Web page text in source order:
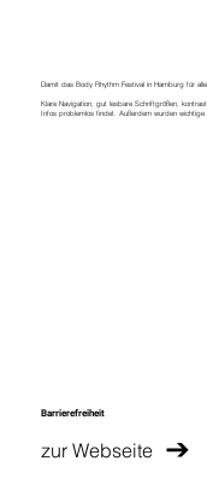
Damit das Body Rhythm Festival in Hamburg für
Klare Navigation, gut lesbare Schriftgrößen,
Infos problemlos findet. Außerdem wurden
Barrierefreiheit
zur Webseite